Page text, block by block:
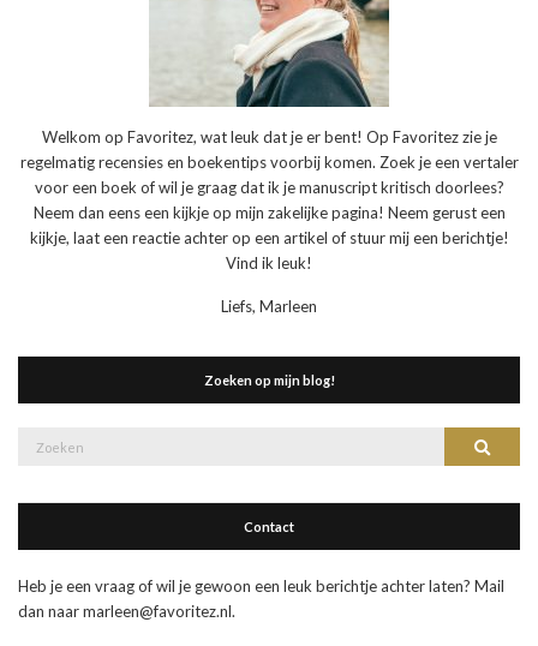
Welkom op Favoritez, wat leuk dat je er bent! Op Favoritez zie je
regelmatig recensies en boekentips voorbij komen. Zoek je een vertaler
voor een boek of wil je graag dat ik je manuscript kritisch doorlees?
Neem dan eens een kijkje op mijn zakelijke pagina! Neem gerust een
kijkje, laat een reactie achter op een artikel of stuur mij een berichtje!
Vind ik leuk!
Liefs, Marleen
Zoeken op mijn blog!
Contact
Heb je een vraag of wil je gewoon een leuk berichtje achter laten? Mail
dan naar marleen@favoritez.nl.